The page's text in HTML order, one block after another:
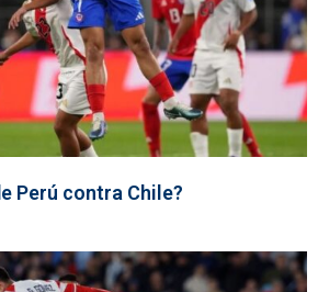
Perú contra Chile?